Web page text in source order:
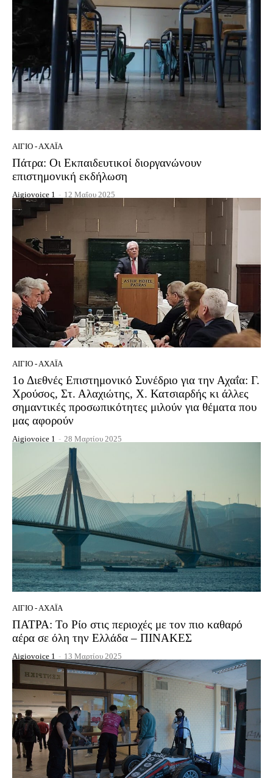
ΑΊΓΙΟ - ΑΧΑΪ́Α
Πάτρα: Οι Εκπαιδευτικοί διοργανώνουν
επιστημονική εκδήλωση
Aigiovoice 1 - 12 Μαΐου 2025
ΑΊΓΙΟ - ΑΧΑΪ́Α
1ο Διεθνές Επιστημονικό Συνέδριο για την Αχαΐα: Γ.
Χρούσος, Στ. Αλαχιώτης, Χ. Κατσιαρδής κι άλλες
σημαντικές προσωπικότητες μιλούν για θέματα που
μας αφορούν
Aigiovoice 1 - 28 Μαρτίου 2025
ΑΊΓΙΟ - ΑΧΑΪ́Α
ΠΑΤΡΑ: Το Ρίο στις περιοχές με τον πιο καθαρό
αέρα σε όλη την Ελλάδα – ΠΙΝΑΚΕΣ
Aigiovoice 1 - 13 Μαρτίου 2025